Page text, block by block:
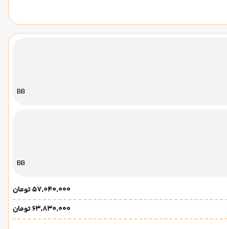
BB
BB
۵۷٬۰۴۰٬۰۰۰ تومان
۶۳٬۸۳۰٬۰۰۰ تومان